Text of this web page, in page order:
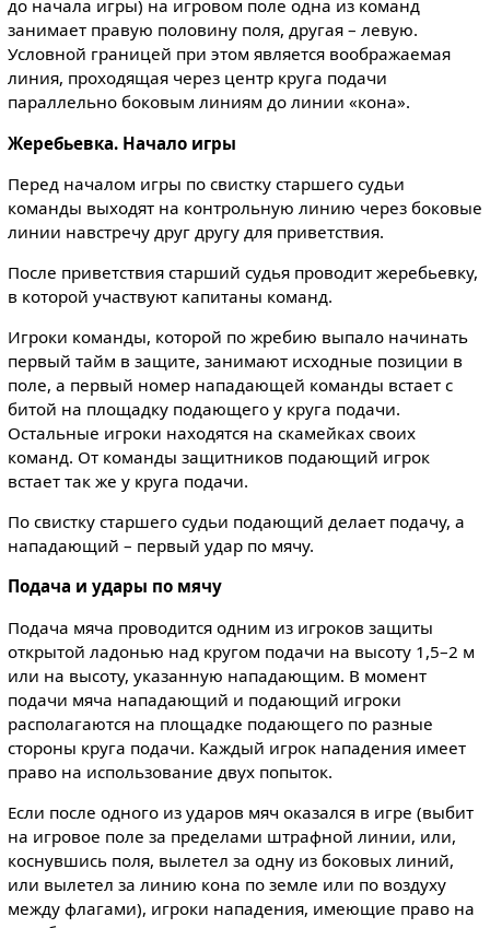
до начала игры) на игровом поле одна из команд
занимает правую половину поля, другая – левую.
Условной границей при этом является воображаемая
линия, проходящая через центр круга подачи
параллельно боковым линиям до линии «кона».
Жеребьевка. Начало игры
Перед началом игры по свистку старшего судьи
команды выходят на контрольную линию через боковые
линии навстречу друг другу для приветствия.
После приветствия старший судья проводит жеребьевку,
в которой участвуют капитаны команд.
Игроки команды, которой по жребию выпало начинать
первый тайм в защите, занимают исходные позиции в
поле, а первый номер нападающей команды встает с
битой на площадку подающего у круга подачи.
Остальные игроки находятся на скамейках своих
команд. От команды защитников подающий игрок
встает так же у круга подачи.
По свистку старшего судьи подающий делает подачу, а
нападающий – первый удар по мячу.
Подача и удары по мячу
Подача мяча проводится одним из игроков защиты
открытой ладонью над кругом подачи на высоту 1,5–2 м
или на высоту, указанную нападающим. В момент
подачи мяча нападающий и подающий игроки
располагаются на площадке подающего по разные
стороны круга подачи. Каждый игрок нападения имеет
право на использование двух попыток.
Если после одного из ударов мяч оказался в игре (выбит
на игровое поле за пределами штрафной линии, или,
коснувшись поля, вылетел за одну из боковых линий,
или вылетел за линию кона по земле или по воздуху
между флагами), игроки нападения, имеющие право на